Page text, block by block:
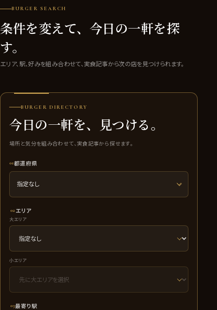
BURGER SEARCH
条件を変えて、今日の一軒を探
す。
エリア、駅、好みを組み合わせて、実食記事から次の店を見つけられます。
BURGER DIRECTORY
今日の一軒を、見つける。
場所と気分を組み合わせて、実食記事から探せます。
01都道府県
指定なし
02エリア
大エリア
小エリア
03最寄り駅